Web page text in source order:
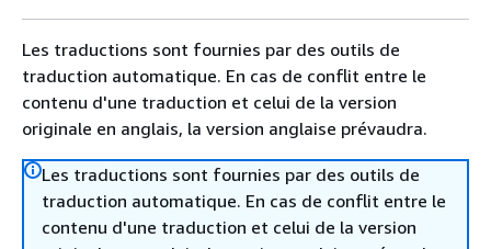
Les traductions sont fournies par des outils de
traduction automatique. En cas de conflit entre le
contenu d'une traduction et celui de la version
originale en anglais, la version anglaise prévaudra.
Les traductions sont fournies par des outils de
traduction automatique. En cas de conflit entre le
contenu d'une traduction et celui de la version